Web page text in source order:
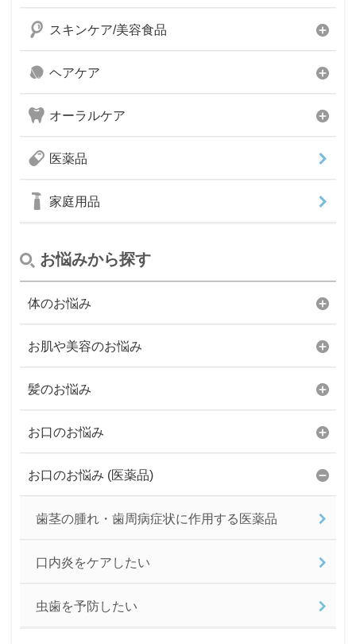
スキンケア/美容食品
ヘアケア
オーラルケア
医薬品
家庭用品
お悩みから探す
体のお悩み
お肌や美容のお悩み
髪のお悩み
お口のお悩み
お口のお悩み (医薬品)
歯茎の腫れ・歯周病症状に作用する医薬品
口内炎をケアしたい
虫歯を予防したい